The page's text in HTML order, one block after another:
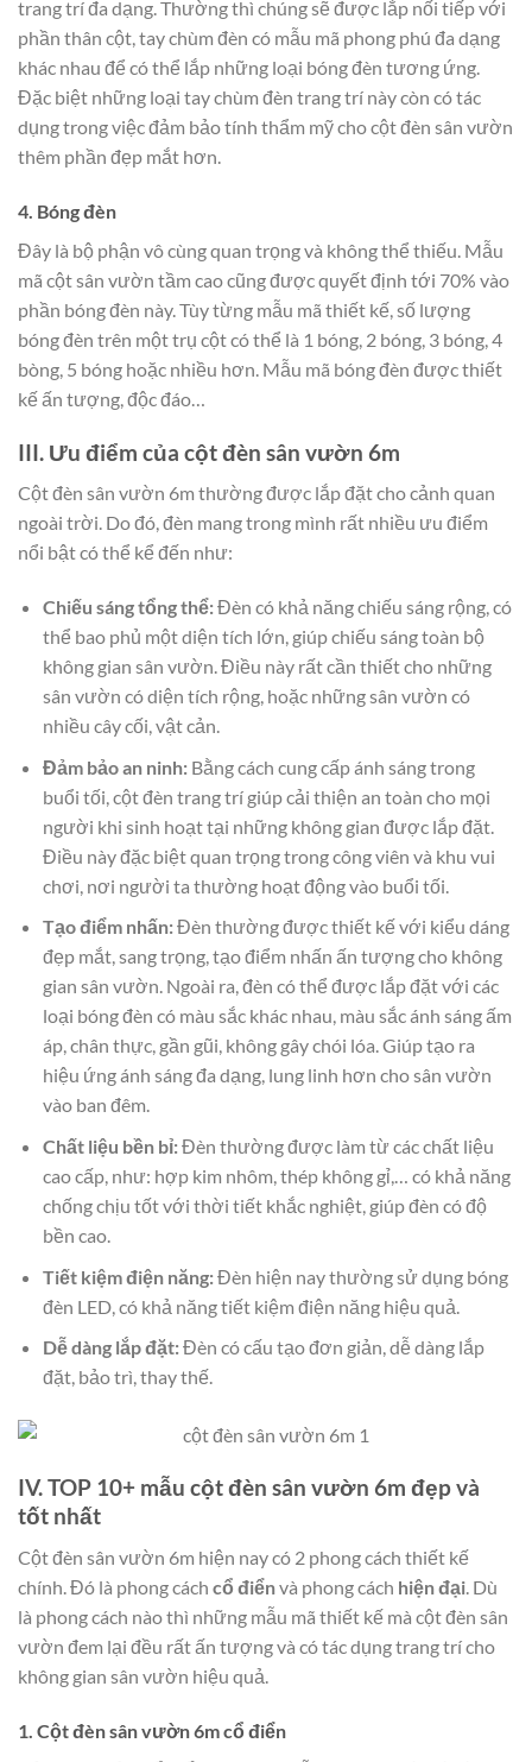
trang trí đa dạng. Thường thì chúng sẽ được lắp nối tiếp với
phần thân cột, tay chùm đèn có mẫu mã phong phú đa dạng
khác nhau để có thể lắp những loại bóng đèn tương ứng.
Đặc biệt những loại tay chùm đèn trang trí này còn có tác
dụng trong việc đảm bảo tính thẩm mỹ cho cột đèn sân vườn
thêm phần đẹp mắt hơn.
4. Bóng đèn
Đây là bộ phận vô cùng quan trọng và không thể thiếu. Mẫu
mã cột sân vườn tầm cao cũng được quyết định tới 70% vào
phần bóng đèn này. Tùy từng mẫu mã thiết kế, số lượng
bóng đèn trên một trụ cột có thể là 1 bóng, 2 bóng, 3 bóng, 4
bòng, 5 bóng hoặc nhiều hơn. Mẫu mã bóng đèn được thiết
kế ấn tượng, độc đáo…
III. Ưu điểm của cột đèn sân vườn 6m
Cột đèn sân vườn 6m thường được lắp đặt cho cảnh quan
ngoài trời. Do đó, đèn mang trong mình rất nhiều ưu điểm
nổi bật có thể kể đến như:
Chiếu sáng tổng thể:Đèn có khả năng chiếu sáng rộng, có
thể bao phủ một diện tích lớn, giúp chiếu sáng toàn bộ
không gian sân vườn. Điều này rất cần thiết cho những
sân vườn có diện tích rộng, hoặc những sân vườn có
nhiều cây cối, vật cản.
Đảm bảo an ninh:Bằng cách cung cấp ánh sáng trong
buổi tối, cột đèn trang trí giúp cải thiện an toàn cho mọi
người khi sinh hoạt tại những không gian được lắp đặt.
Điều này đặc biệt quan trọng trong công viên và khu vui
chơi, nơi người ta thường hoạt động vào buổi tối.
Tạo điểm nhấn:Đèn thường được thiết kế với kiểu dáng
đẹp mắt, sang trọng, tạo điểm nhấn ấn tượng cho không
gian sân vườn. Ngoài ra, đèn có thể được lắp đặt với các
loại bóng đèn có màu sắc khác nhau, màu sắc ánh sáng ấm
áp, chân thực, gần gũi, không gây chói lóa. Giúp tạo ra
hiệu ứng ánh sáng đa dạng, lung linh hơn cho sân vườn
vào ban đêm.
Chất liệu bền bỉ:Đèn thường được làm từ các chất liệu
cao cấp, như: hợp kim nhôm, thép không gỉ,… có khả năng
chống chịu tốt với thời tiết khắc nghiệt, giúp đèn có độ
bền cao.
Tiết kiệm điện năng:Đèn hiện nay thường sử dụng bóng
đèn LED, có khả năng tiết kiệm điện năng hiệu quả.
Dễ dàng lắp đặt:Đèn có cấu tạo đơn giản, dễ dàng lắp
đặt, bảo trì, thay thế.
IV. TOP 10+ mẫu cột đèn sân vườn 6m đẹp và
tốt nhất
Cột đèn sân vườn 6m hiện nay có 2 phong cách thiết kế
chính. Đó là phong cách cổ điểnvà phong cách hiện đại. Dù
là phong cách nào thì những mẫu mã thiết kế mà cột đèn sân
vườn đem lại đều rất ấn tượng và có tác dụng trang trí cho
không gian sân vườn hiệu quả.
1. Cột đèn sân vườn 6m cổ điển